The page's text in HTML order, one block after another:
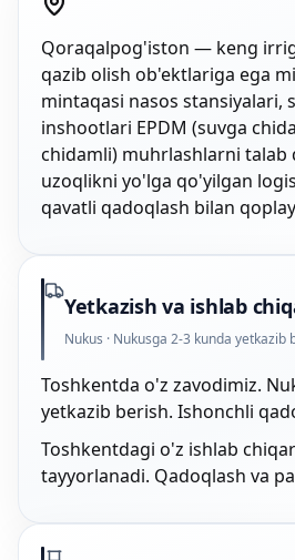
Qoraqalpog'iston — keng
qazib olish ob'ektlariga ega
mintaqasi nasos stansiyalari,
inshootlari EPDM (suvga
chidamli) muhrlashlarni talab
uzoqlikni yo'lga qo'yilgan
qavatli qadoqlash bilan
Yetkazish va ishlab
Nukus · Nukusga 2-3 kunda yetkazib
Toshkentda o'z zavodimiz.
yetkazib berish. Ishonchli
Toshkentdagi o'z ishlab
tayyorlanadi. Qadoqlash va